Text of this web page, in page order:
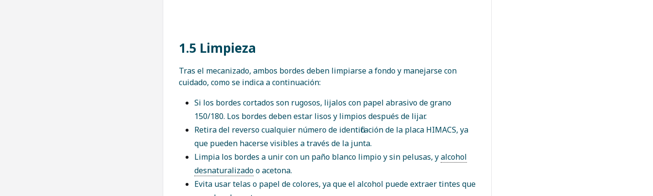
1.5 Limpieza
Tras el mecanizado, ambos bordes deben limpiarse a fondo y manejarse con
cuidado, como se indica a continuación:
Si los bordes cortados son rugosos, lijalos con papel abrasivo de grano
150/180. Los bordes deben estar lisos y limpios después de lijar.
Retira del reverso cualquier número de identificación de la placa HIMACS, ya
que pueden hacerse visibles a través de la junta.
Limpia los bordes a unir con un paño blanco limpio y sin pelusas, yalcohol
desnaturalizadoo acetona.
Evita usar telas o papel de colores, ya que el alcohol puede extraer tintes que